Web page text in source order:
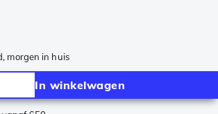
morgen in huis
In winkelwagen